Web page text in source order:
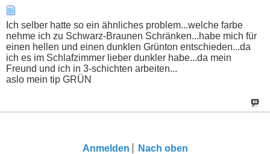
Ich selber hatte so ein ähnliches problem...welche farbe
nehme ich zu Schwarz-Braunen Schränken...habe mich für
einen hellen und einen dunklen Grünton entschieden...da
ich es im Schlafzimmer lieber dunkler habe...da mein
Freund und ich in 3-schichten arbeiten...
aslo mein tip GRÜN
Anmelden Nach oben